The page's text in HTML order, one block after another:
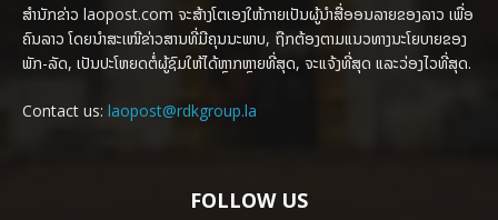
ສຳນັກຂ່າວ laopost.com ຈະສ້າງໂຕເອງໃຫ້ກາຍເປັນຜູ້ນຳສື່ອອນລາຍຂອງລາວ ເພື່ອ
ຄົນລາວ ໂດຍນຳສະເໜີຂ່າວສານທີ່ມີຄຸນນະພາບ, ຖືກຕ້ອງຕາມແນວທາງນະໂຍບາຍຂອງ
ພັກ-ລັດ, ເປັນປະໂຫຍດຕໍ່ຜູ້ຊົມໃຫ້ໄດ້ຫຼາກຫຼາຍທີ່ສຸດ, ຈະແຈ້ງທີ່ສຸດ ແລະວ່ອງໄວທີ່ສຸດ.
Contact us: laopost@rdkgroup.la
FOLLOW US